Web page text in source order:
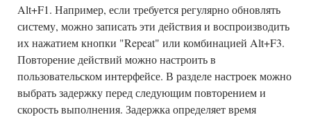
Alt+F1. Например, если требуется регулярно обновлять
систему, можно записать эти действия и воспроизводить
их нажатием кнопки "Repeat" или комбинацией Alt+F3.
Повторение действий можно настроить в
пользовательском интерфейсе. В разделе настроек можно
выбрать задержку перед следующим повторением и
скорость выполнения. Задержка определяет время